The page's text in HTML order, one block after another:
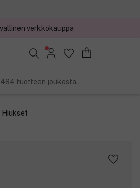
verkkokauppa
hinnat
tuotteen joukosta..
Hiukset